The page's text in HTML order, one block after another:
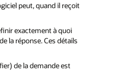
peut, quand il reçoit
exactement à quoi
la réponse. Ces détails
de la demande est